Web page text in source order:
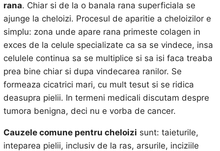
rana. Chiar si de la o banala rana superficiala se
ajunge la cheloizi. Procesul de aparitie a cheloizilor e
simplu: zona unde apare rana primeste colagen in
exces de la celule specializate ca sa se vindece, insa
celulele continua sa se multiplice si sa isi faca treaba
prea bine chiar si dupa vindecarea ranilor. Se
formeaza cicatrici mari, cu mult tesut si se ridica
deasupra pielii. In termeni medicali discutam despre
tumora benigna, deci nu e vorba de cancer.
Cauzele comune pentru cheloizi sunt: taieturile,
inteparea pielii, inclusiv de la ras, arsurile, inciziile